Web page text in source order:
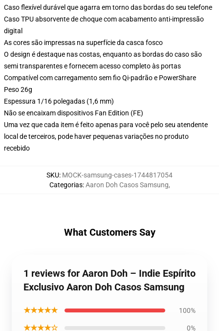
Caso flexível durável que agarra em torno das bordas do seu telefone
Caso TPU absorvente de choque com acabamento anti-impressão
digital
As cores são impressas na superfície da casca fosco
O design é destaque nas costas, enquanto as bordas do caso são
semi transparentes e fornecem acesso completo às portas
Compatível com carregamento sem fio Qi-padrão e PowerShare
Peso 26g
Espessura 1/16 polegadas (1,6 mm)
Não se encaixam dispositivos Fan Edition (FE)
Uma vez que cada item é feito apenas para você pelo seu atendente
local de terceiros, pode haver pequenas variações no produto
recebido
SKU: MOCK-samsung-cases-1744817054
Categorias:Aaron Doh Casos Samsung,
What Customers Say
1 reviews for Aaron Doh – Indie Espírito
Exclusivo Aaron Doh Casos Samsung
★★★★★ 100%
★★★★☆ 0%